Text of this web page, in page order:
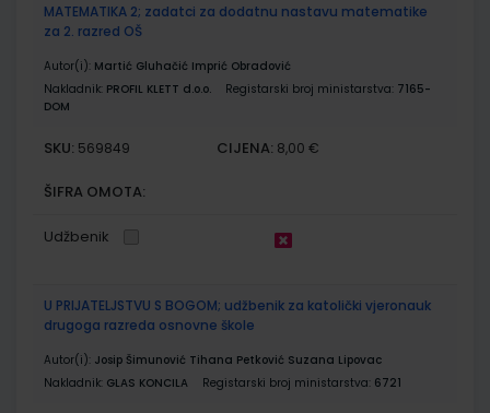
MATEMATIKA 2; zadatci za dodatnu nastavu matematike
za 2. razred OŠ
Autor(i): Martić Gluhačić Imprić Obradović
Nakladnik: PROFIL KLETT d.o.o. Registarski broj ministarstva: 7165-
DOM
SKU: 569849 CIJENA: 8,00 €
ŠIFRA OMOTA:
Udžbenik
U PRIJATELJSTVU S BOGOM; udžbenik za katolički vjeronauk
drugoga razreda osnovne škole
Autor(i): Josip Šimunović Tihana Petković Suzana Lipovac
Nakladnik: GLAS KONCILA Registarski broj ministarstva: 6721